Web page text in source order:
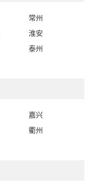
常州
淮安
泰州
嘉兴
衢州